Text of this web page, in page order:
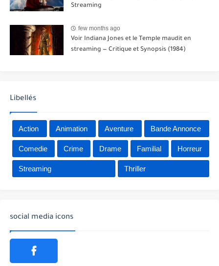
Streaming
few months ago
Voir Indiana Jones et le Temple maudit en
streaming — Critique et Synopsis (1984)
Libellés
Action Animation Aventure Bande Annonce
Comedie Crime Drame Familial Horreur
Streaming Thriller
social media icons